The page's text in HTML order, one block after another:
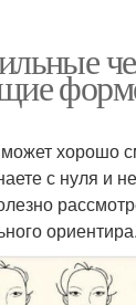
хорошо
с нуля и
ориентира.